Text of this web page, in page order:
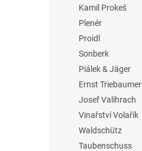
Kamil Prokeš
Plenér
Proidl
Sonberk
Piálek & Jäger
Ernst Triebaumer
Josef Valihrach
Vinařství Volařík
Waldschütz
Taubenschuss